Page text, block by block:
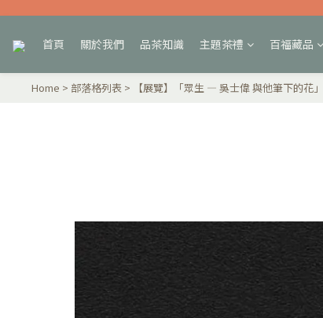
首頁 關於我們 品茶知識 主題茶禮 百福藏品
Home > 部落格列表 > 【展覽】「眾生 — 吳士偉 與他筆下的花」